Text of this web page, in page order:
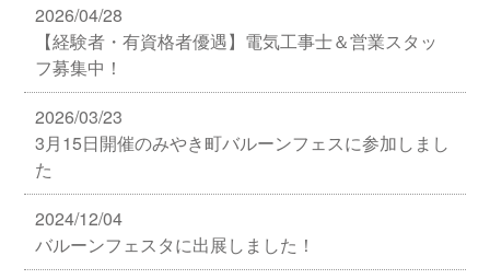
2026/04/28
【経験者・有資格者優遇】電気工事士＆営業スタッ
フ募集中！
2026/03/23
3月15日開催のみやき町バルーンフェスに参加しまし
た
2024/12/04
バルーンフェスタに出展しました！